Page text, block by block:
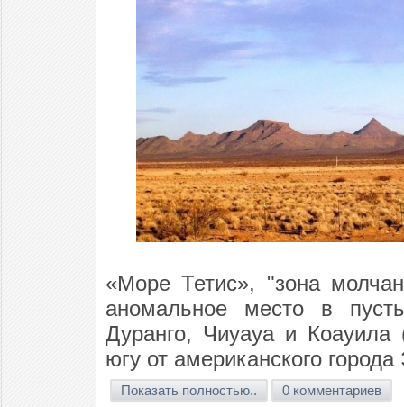
«Море Тетис», "зона
аномальное место в
Дуранго, Чиуауа и
югу от американского
Показать полностью.. 0 комментариев